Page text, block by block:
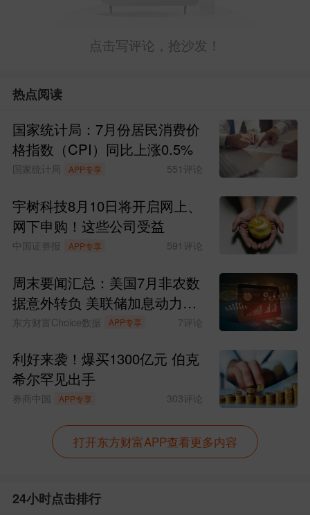
分析师5月下旬写道：“消费者似
乎已悄然做出经济抉择。面对汽油、柴油
少依赖石油的交通方式。”
自伊朗战争爆发以来，中国大幅削减原油
进口，部分原因是动用了油价低廉时的储
封锁造成的供应紧张，并抑制了油价上
涨。
继4月锐减20%之后，中国5月的原油进口
量又骤降29%至每日780万桶，创八年来最
低水平。
分析师指出，若中国不进一步动用战略储
备，这一水平将难以维持。不过，若中国
民众出行模式的改变持续下去，进而加速
燃料消耗的下降，将对全球石油需求以及
大影响。
热点阅读
格指数（CPI）同比上涨0.5%
国家统计局 APP专享
网下申购！这些公司受益
中国证券报 APP专享 591 评论
据意外转负 美联储加息动力骤
减
东方财富Choice数据
利好来袭！爆买1300亿元 伯克
希尔罕见出手
303评论
打开东方财富APP查看更多内容